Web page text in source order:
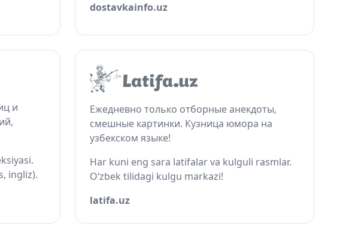
dostavkainfo.uz
и
ingliz).
Ежедневно только отборные анекдоты,
смешные картинки. Кузница юмора на
узбекском языке!
Har kuni eng sara latifalar va kulguli rasmlar.
O‘zbek tilidagi kulgu markazi!
latifa.uz